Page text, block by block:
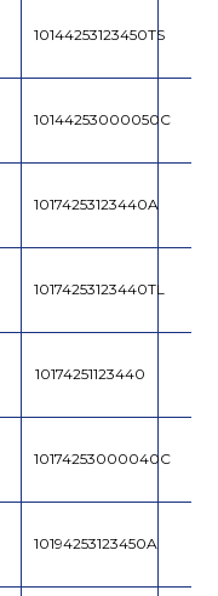
10144253123450TS
10144253000050C
10174253123440A
10174253123440TL
10174251123440
10174253000040C
10194253123450A